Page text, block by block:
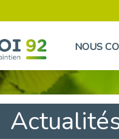
NOUS